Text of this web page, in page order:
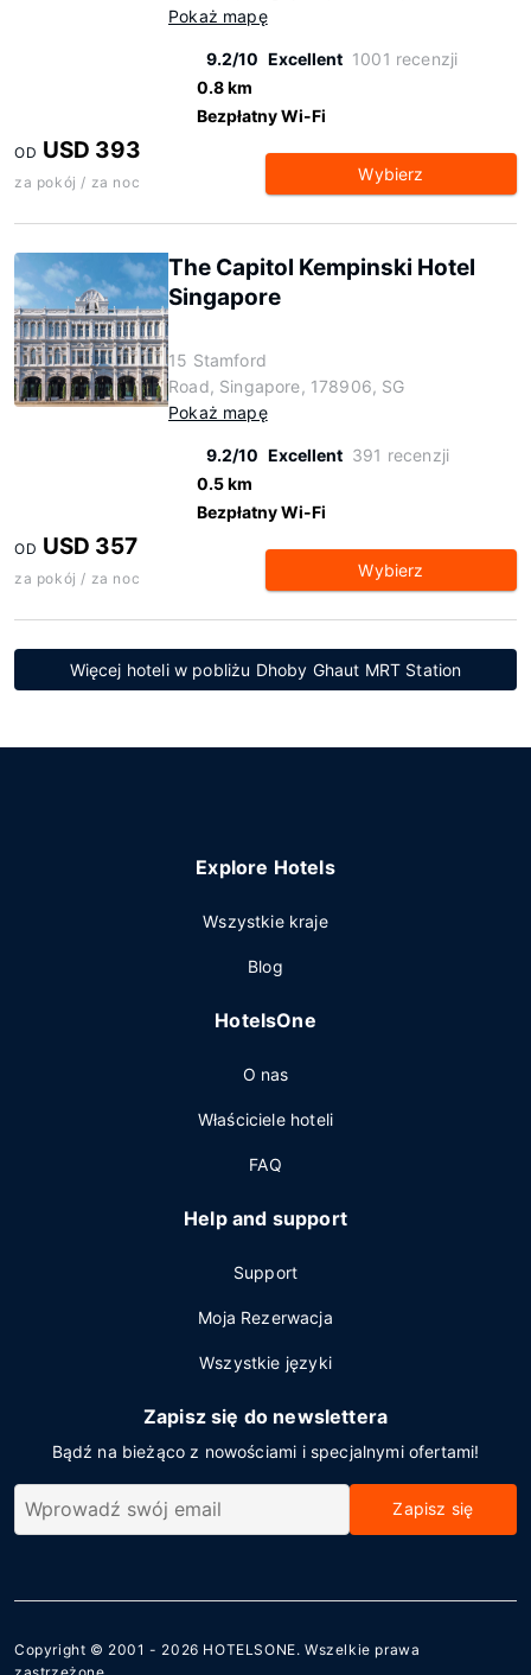
Pokaż mapę
9.2/10 Excellent 1001 recenzji
0.8 km
Bezpłatny Wi-Fi
OD USD 393
za pokój / za noc Wybierz
The Capitol Kempinski Hotel
Singapore
15 Stamford
Road, Singapore, 178906, SG
Pokaż mapę
9.2/10 Excellent 391 recenzji
0.5 km
Bezpłatny Wi-Fi
OD USD 357
za pokój / za noc Wybierz
Więcej hoteli w pobliżu Dhoby Ghaut MRT Station
Explore Hotels
Wszystkie kraje
Blog
HotelsOne
O nas
Właściciele hoteli
FAQ
Help and support
Support
Moja Rezerwacja
Wszystkie języki
Zapisz się do newslettera
Bądź na bieżąco z nowościami i specjalnymi ofertami!
Zapisz się
Copyright © 2001 - 2026 HOTELSONE. Wszelkie prawa